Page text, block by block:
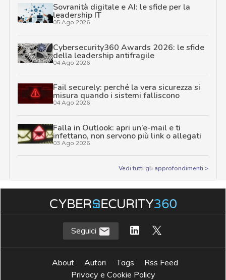
Sovranità digitale e AI: le sfide per la
leadership IT
05 Ago 2026
Cybersecurity360 Awards 2026: le sfide
della leadership antifragile
04 Ago 2026
Fail securely: perché la vera sicurezza si
misura quando i sistemi falliscono
04 Ago 2026
Falla in Outlook: apri un’e-mail e ti
infettano, non servono più link o allegati
03 Ago 2026
Vedi tutti gli approfondimenti >
Seguici
About Autori Tags
Rss Feed
Privacy e Cookie Policy